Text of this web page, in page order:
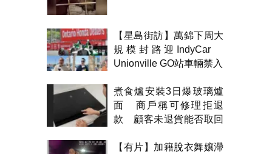
【星島街訪】萬錦下周大
規模封路迎IndyCar
Unionville GO站車輛禁入
煮食爐安裝3日爆玻璃爐
面 商戶稱可修理拒退
款 顧客未退貨能否取回
【有片】加籍脫衣舞孃滯